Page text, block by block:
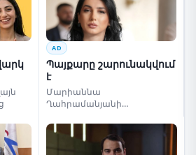
AD
Պայքարը շարունակվում
է
Մարիաննա
Ղահրամանյանի